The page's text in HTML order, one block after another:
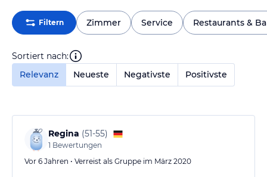
Filtern Zimmer Service Restaurants &
Sortiert nach:
Relevanz
Neueste Negativste Positivste
Regina (51-55)
1 Bewertungen
Vor 6 Jahren • Verreist als Gruppe im März 2020